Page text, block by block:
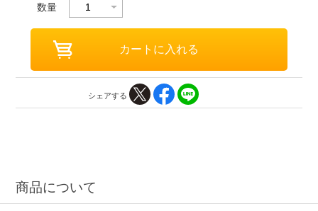
数量
シェアする
商品について